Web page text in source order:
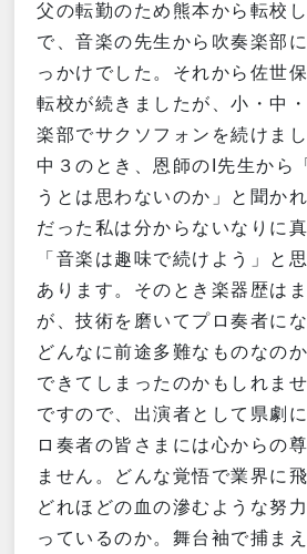
父の転勤のため熊本から転校
で、音楽の先生から吹奏楽部
っかけでした。それから佐世
転校が続きましたが、小・中
楽部でサクソフォンを続けまし
中３のとき、恩師のI先生から
うとは思わないのか」と聞か
だった私は分からないなりに
「音楽は趣味で続けよう」と
あります。そのとき楽器歴は
が、技術を磨いてプロ奏者に
どんなに前途多難なものなの
できてしまったのかもしれませ
ですので、出演者として県劇
ロ奏者の皆さまには心からの
ません。どんな覚悟で業界に
どれほどの血の滲むような努
っているのか。舞台袖で捕ま